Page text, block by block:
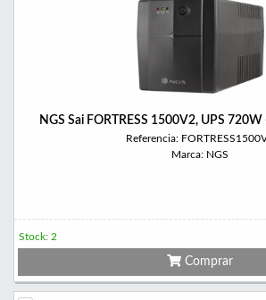
NGS Sai FORTRESS 1500V2, UPS
Referencia:
Marca: NGS
Stock: 2
Comprar